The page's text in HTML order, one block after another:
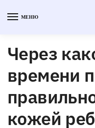
МЕНЮ
Через
времени
кожей